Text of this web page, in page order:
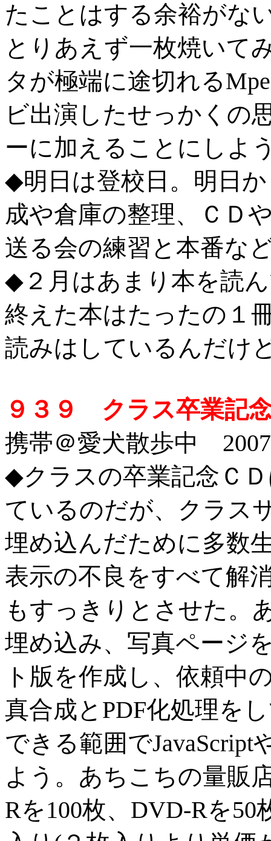
たことはする余裕がな
とりあえず一枚焼いて
タが極端に途切れる
ビ出演したせっかくの
ーに加えることにしよ
◆明日は登校日。明日
成や倉庫の整理、ＣＤ
送る会の練習と本番な
◆２月はあまり本を読
終えた本はたったの１
読みはしているんだけ
９３９ クラス卒業記
携帯＠愛犬散歩中
◆クラスの卒業記念Ｃ
ているのだが、クラス
埋め込んだために多数
表示の不良をすべて解
もすっきりとさせた。
埋め込み、写真ページ
ト版を作成し、依頼中
真合成とPDF化処理を
できる範囲でJavaScript
よう。あちこちの量販
Rを100枚、DVD-Rを